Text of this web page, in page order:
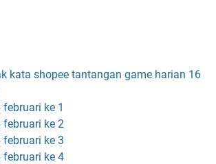
kata shopee tantangan game harian 16
ke 1
ke 2
ke 3
februari ke 4